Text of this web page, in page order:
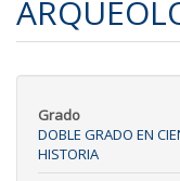
Grado
DOBLE GRADO EN
HISTORIA